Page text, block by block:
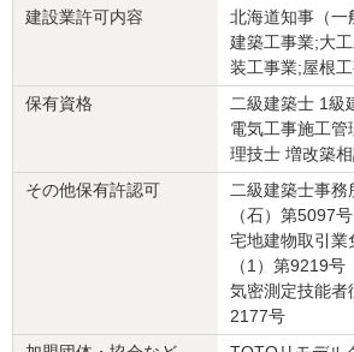
4
こちらからの細かな質問や要望にも対応して
この会社に決めた理由
対応が迅速で、早め早めに処理していただい
リフォーム会社からの返答
この度は弊社にリフォーム工事をご依頼いた
数多あるリフォーム会社の中から弊社をお
重ね重ね厚く御礼を申し上げます。
建設業許可内容
北海道知事（
建築工事業;大
装工事業;屋根
保有資格
二級建築士 1級
電気工事施工管
理技士 増改築
その他保有許認可
二級建築士事務
（石）第5097号
宅地建物取引業
（1）第9219号
気密測定技能者
2177号